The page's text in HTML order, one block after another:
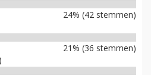
24% (42 stemmen)
21% (36 stemmen)